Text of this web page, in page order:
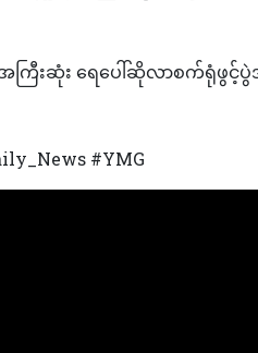
ြီးဆုံး ရေပေါ်ဆိုလာစက်ရုံဖွင့်
#YMG